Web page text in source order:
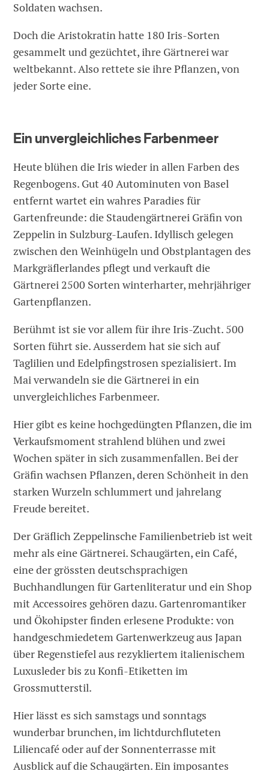
Soldaten wachsen.
Doch die Aristokratin hatte 180 Iris-Sorten
gesammelt und gezüchtet, ihre Gärtnerei war
weltbekannt. Also rettete sie ihre Pflanzen, von
jeder Sorte eine.
Ein unvergleichliches Farbenmeer
Heute blühen die Iris wieder in allen Farben des
Regenbogens. Gut 40 Autominuten von Basel
entfernt wartet ein wahres Paradies für
Gartenfreunde: die Staudengärtnerei Gräfin von
Zeppelin in Sulzburg-Laufen. Idyllisch gelegen
zwischen den Weinhügeln und Obstplantagen des
Markgräflerlandes pflegt und verkauft die
Gärtnerei 2500 Sorten winterharter, mehrjähriger
Gartenpflanzen.
Berühmt ist sie vor allem für ihre Iris-Zucht. 500
Sorten führt sie. Ausserdem hat sie sich auf
Taglilien und Edelpfingstrosen spezialisiert. Im
Mai verwandeln sie die Gärtnerei in ein
unvergleichliches Farbenmeer.
Hier gibt es keine hochgedüngten Pflanzen, die im
Verkaufsmoment strahlend blühen und zwei
Wochen später in sich zusammenfallen. Bei der
Gräfin wachsen Pflanzen, deren Schönheit in den
starken Wurzeln schlummert und jahrelang
Freude bereitet.
Der Gräflich Zeppelinsche Familienbetrieb ist weit
mehr als eine Gärtnerei. Schaugärten, ein Café,
eine der grössten deutschsprachigen
Buchhandlungen für Gartenliteratur und ein Shop
mit Accessoires gehören dazu. Gartenromantiker
und Ökohipster finden erlesene Produkte: von
handgeschmiedetem Gartenwerkzeug aus Japan
über Regenstiefel aus rezykliertem italienischem
Luxusleder bis zu Konfi-Etiketten im
Grossmutterstil.
Hier lässt es sich samstags und sonntags
wunderbar brunchen, im lichtdurchfluteten
Liliencafé oder auf der Sonnenterrasse mit
Ausblick auf die Schaugärten. Ein imposantes